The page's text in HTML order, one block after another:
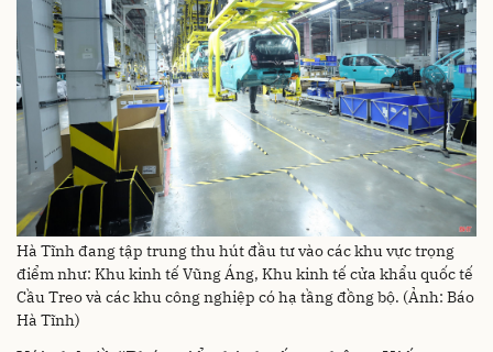
Hà Tĩnh đang tập trung thu hút đầu tư vào các khu vực trọng
điểm như: Khu kinh tế Vũng Áng, Khu kinh tế cửa khẩu quốc tế
Cầu Treo và các khu công nghiệp có hạ tầng đồng bộ. (Ảnh: Báo
Hà Tĩnh)